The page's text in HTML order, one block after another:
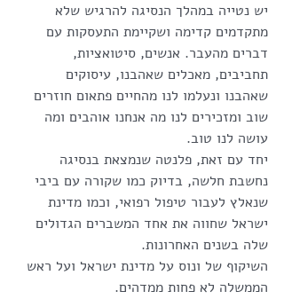
יש נטייה במהלך הנסיגה להרגיש שלא
מתקדמים קדימה ושקיימת התעסקות עם
דברים מהעבר. אנשים, סיטואציות,
תחביבים, מאכלים שאהבנו, עיסוקים
שאהבנו ונעלמו לנו מהחיים פתאום חוזרים
שוב ומזכירים לנו מה אנחנו אוהבים ומה
עושה לנו טוב.
יחד עם זאת, פלנטה שנמצאת בנסיגה
נחשבת חלשה, בדיוק כמו שקורה עם ביבי
שנאלץ לעבור טיפול רפואי, וכמו מדינת
ישראל שחווה את אחד המשברים הגדולים
שלה בשנים האחרונות.
השיקוף של ונוס על מדינת ישראל ועל ראש
הממשלה לא פחות ממדהים.